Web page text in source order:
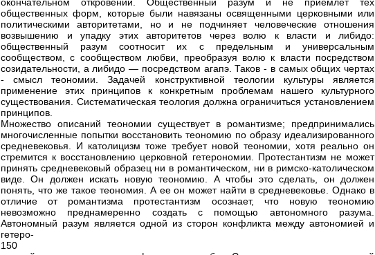
общественных форм, которые были навязаны освященными церковными или
политическими авторитетами, но и не подчиняет человеческие отношения
возвышению и упадку этих авторитетов через волю к власти и либидо:
общественный разум соотносит их с предельным и универсальным
сообществом, с сообществом любви, преобразуя волю к власти посредством
созидательности, а либидо — посредством агапэ. Таков - в самых общих чертах
- смысл теономии. Задачей конструктивной теологии культуры является
применение этих принципов к конкретным проблемам нашего культурного
существования. Систематическая теология должна ограничиться установлением
принципов.
Множество описаний теономии существует в романтизме; предпринимались
многочисленные попытки восстановить теономию по образу идеализированного
средневековья. И католицизм тоже требует новой теономии, хотя реально он
стремится к восстановлению церковной гетерономии. Протестантизм не может
принять средневековый образец ни в романтическом, ни в римско-католическом
виде. Он должен искать новую теономию. А чтобы это сделать, он должен
понять, что же такое теономия. А ее он может найти в средневековье. Однако в
отличие от романтизма протестантизм осознает, что новую теономию
невозможно преднамеренно создать с помощью автономного разума.
Автономный разум является одной из сторон конфликта между автономией и
гетеро-
150